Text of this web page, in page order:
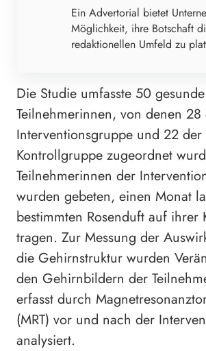
Ein Advertorial bietet
Möglichkeit, ihre Botschaft
redaktionellen Umfeld zu
Die Studie umfasste 50
Teilnehmerinnen, von denen 28
Interventionsgruppe und 22 der
Kontrollgruppe zugeordnet
Teilnehmerinnen der
wurden gebeten, einen Monat
bestimmten Rosenduft auf ihrer
tragen. Zur Messung der
die Gehirnstruktur wurden
den Gehirnbildern der
erfasst durch
(MRT) vor und nach der
analysiert.